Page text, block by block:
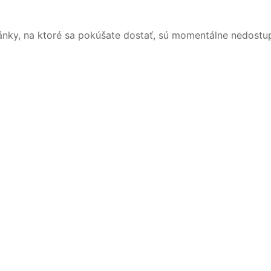
na ktoré sa pokúšate dostať, sú momentálne